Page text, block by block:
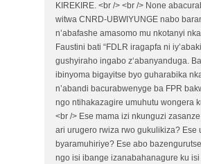
KIREKIRE. <br /> <br /> None
witwa CNRD-UBWIYUNGE nabo
n’abafashe amasomo mu nkotanyi
Faustini bati “FDLR iragapfa ni
gushyiraho ingabo z‘abanyanduga.
ibinyoma bigayitse byo guharabika
n’abandi bacurabwenyge ba FPR
ngo ntihakazagire umuhutu wongera
<br /> Ese mama izi nkunguzi
ari urugero rwiza rwo gukulikiza? Ese
byaramuhiriye? Ese abo
ngo isi ibange izanabahanagure ku